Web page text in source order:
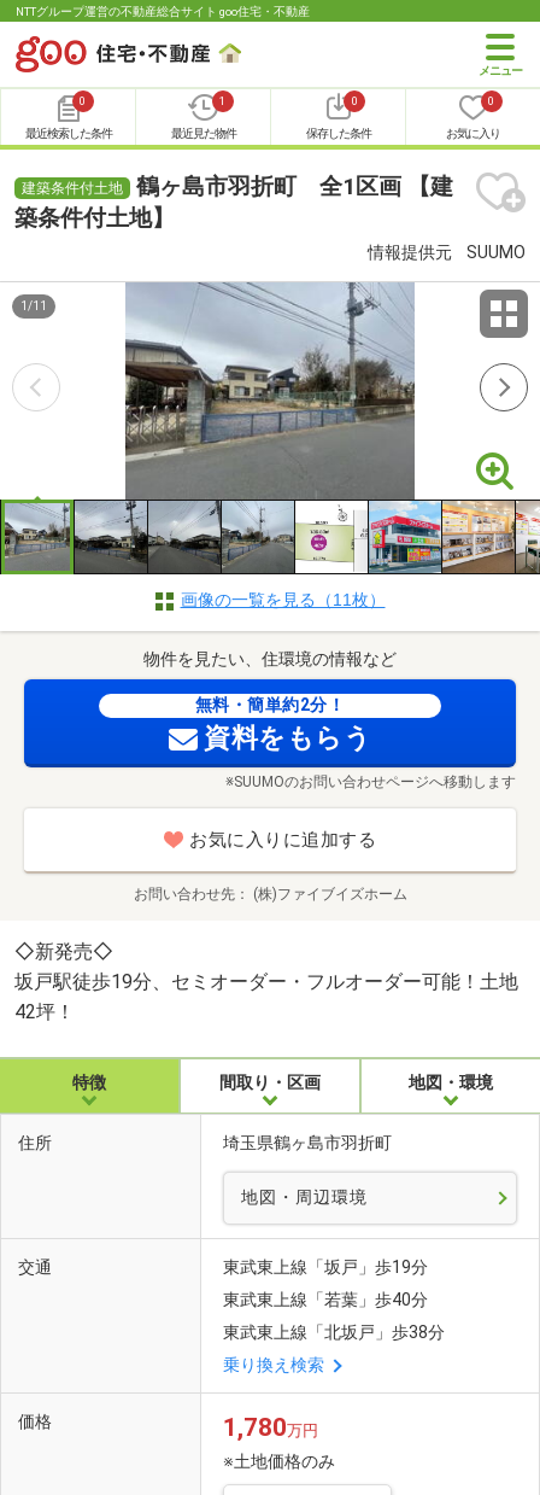
NTTグループ運営の不動産総合サイト goo住宅・不動産
0
最近検索した条件
1
最近見た物件
0
保存した条件
0
お気に入り
建築条件付土地
鶴ヶ島市羽折町 全1区画 【建
築条件付土地】
情報提供元 SUUMO
1 /11
画像の一覧を見る（11枚）
物件を見たい、住環境の情報など
無料・簡単約2分！
資料をもらう
※SUUMOのお問い合わせページへ移動します
お気に入りに追加する
お問い合わせ先 (株)ファイブイズホーム
◇新発売◇
坂戸駅徒歩19分、セミオーダー・フルオーダー可能！土地
42坪！
特徴 間取り・区画 地図・環境
住所 埼玉県鶴ヶ島市羽折町
地図・周辺環境
交通
東武東上線「坂戸」歩19分
東武東上線「若葉」歩40分
東武東上線「北坂戸」歩38分
乗り換え検索
価格 1,780万円
※土地価格のみ